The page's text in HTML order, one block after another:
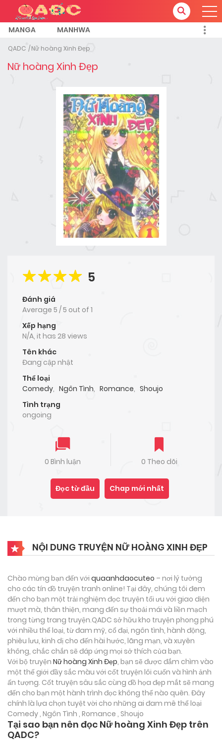
MANGA MANHWA
QADC Nữ hoàng Xinh Đẹp
Nữ hoàng Xinh Đẹp
5
Đánh giá
Average 5 /5 out of 1
Xếp hạng
N/A, it has 28 views
Tên khác
Đang cập nhật
Thể loại
Comedy, Ngôn Tình, Romance, Shoujo
Tình trạng
ongoing
0 Bình luận 0 Theo dõi
Đọc từ đầu Chap mới nhất
NỘI DUNG TRUYỆN NỮ HOÀNG XINH ĐẸP
Chào mừng bạn đến với quaanhdaocuteo – nơi lý tưởng
cho các tín đồ truyện tranh online! Tại đây, chúng tôi đem
đến cho bạn một trải nghiệm đọc truyện tối ưu với giao diện
mượt mà, thân thiện, mang đến sự thoải mái và liền mạch
trong từng trang truyện.QADC sở hữu kho truyện phong phú
với nhiều thể loại, từ đam mỹ, cổ đại, ngôn tình, hành động,
phiêu lưu, kinh dị cho đến hài hước, lãng mạn, và xuyên
không, chắc chắn sẽ đáp ứng mọi sở thích của bạn.
Với bộ truyện Nữ hoàng Xinh Đẹp, bạn sẽ được đắm chìm vào
một thế giới đầy sắc màu với cốt truyện lôi cuốn và hình ảnh
ấn tượng. Cốt truyện sâu sắc cùng đồ họa đẹp mắt sẽ mang
đến cho bạn một hành trình đọc không thể nào quên. Đây
chính là lựa chọn tuyệt vời cho những ai đam mê thể loại
Comedy , Ngôn Tình , Romance , Shoujo
Tại sao bạn nên đọc Nữ hoàng Xinh Đẹp trên
QADC?